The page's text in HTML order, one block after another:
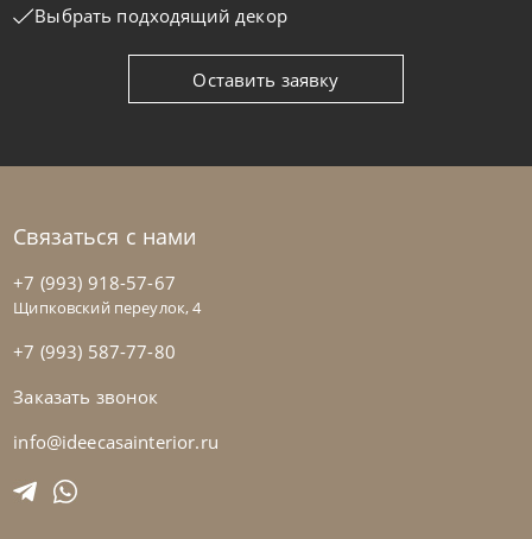
На заказ 45-90 дн +2 в наличии
+280 +100
Nicolettihome
Выбрать подходящий декор
Оставить заявку
Связаться с нами
+7 (993) 918-57-67
Щипковский переулок, 4
+7 (993) 587-77-80
Заказать звонок
info@ideecasainterior.ru